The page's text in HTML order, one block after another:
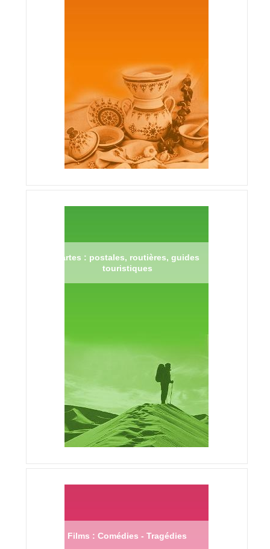
Cartes : postales, routières, guides
touristiques
Films : Comédies - Tragédies